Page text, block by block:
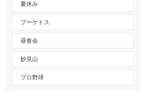
夏休み
ブーケトス
昼食会
妙見山
プロ野球